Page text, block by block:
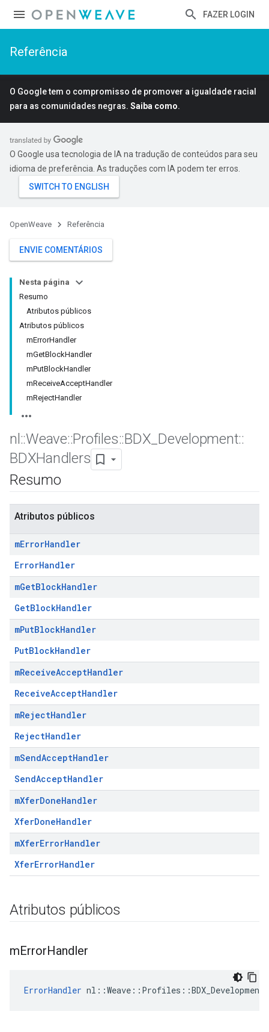
FAZER LOGIN
Referência
O Google tem o compromisso de promover a igualdade racial
para as comunidades negras. Saiba como.
O Google usa tecnologia de IA na tradução de conteúdos para seu
idioma de preferência. As traduções com IA podem ter erros.
OpenWeave Referência
ENVIE COMENTÁRIOS
Nesta página
Resumo
Atributos públicos
Atributos públicos
mErrorHandler
mGetBlockHandler
mPutBlockHandler
mReceiveAcceptHandler
mRejectHandler
nl ::Weave::Profiles::BDX Development::
BDXHandlers
Resumo
Atributos públicos
mErrorHandler
ErrorHandler
mGetBlockHandler
GetBlockHandler
mPutBlockHandler
PutBlockHandler
mReceiveAcceptHandler
ReceiveAcceptHandler
mRejectHandler
RejectHandler
mSendAcceptHandler
SendAcceptHandler
mXferDoneHandler
XferDoneHandler
mXferErrorHandler
XferErrorHandler
Atributos públicos
mErrorHandler
ErrorHandler